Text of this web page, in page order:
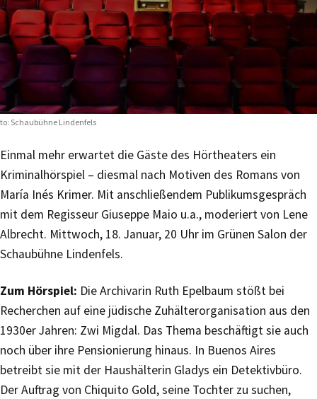
Schaubühne Lindenfels
Einmal mehr erwartet die Gäste des Hörtheaters ein
Kriminalhörspiel – diesmal nach Motiven des Romans von
María Inés Krimer. Mit anschließendem Publikumsgespräch
mit dem Regisseur Giuseppe Maio u.a., moderiert von Lene
Albrecht. Mittwoch, 18. Januar, 20 Uhr im Grünen Salon der
Schaubühne Lindenfels.
Zum Hörspiel: Die Archivarin Ruth Epelbaum stößt bei
Recherchen auf eine jüdische Zuhälterorganisation aus den
1930er Jahren: Zwi Migdal. Das Thema beschäftigt sie auch
noch über ihre Pensionierung hinaus. In Buenos Aires
betreibt sie mit der Haushälterin Gladys ein Detektivbüro.
Der Auftrag von Chiquito Gold, seine Tochter zu suchen,